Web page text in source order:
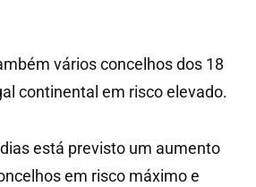
vários concelhos dos 18
continental em risco elevado.
está previsto um aumento
em risco máximo e